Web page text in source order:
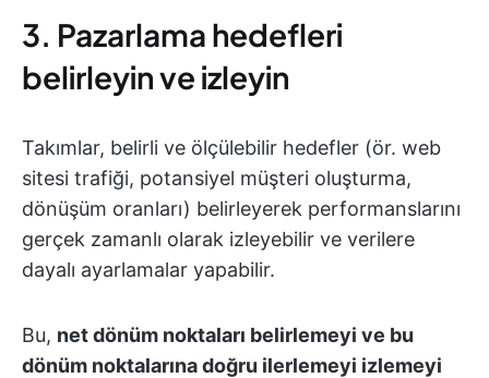
3. Pazarlama hedefleri
belirleyin ve izleyin
Takımlar, belirli ve ölçülebilir hedefler (ör. web
sitesi trafiği, potansiyel müşteri oluşturma,
dönüşüm oranları) belirleyerek performanslarını
gerçek zamanlı olarak izleyebilir ve verilere
dayalı ayarlamalar yapabilir.
Bu, net dönüm noktaları belirlemeyi ve bu
dönüm noktalarına doğru ilerlemeyi izlemeyi